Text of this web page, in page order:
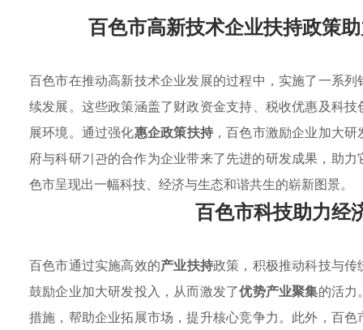
百色市高新技术企业扶持政策
百色市在推动高新技术企业发展的过程中，实施了一系列
续发展。这些政策涵盖了财政资金支持、税收优惠及科
展环境。通过强化惠企政策扶持，百色市激励企业加大
府与科研기관的合作为企业带来了先进的研发成果，助
色市呈现出一幅科技、经济与生态和谐共生的崭新图景。
百色市科技助力经
百色市通过实施高效的产业扶持政策，积极推动科技与
鼓励企业加大研发投入，从而激发了优势产业聚集的活力
措施，帮助企业拓展市场，提升核心竞争力。此外，百